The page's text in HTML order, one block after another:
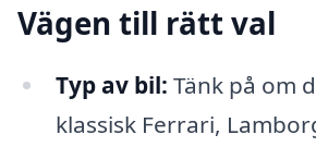
Vägen till rätt val
Typ av bil: Tänk på om
klassisk Ferrari,